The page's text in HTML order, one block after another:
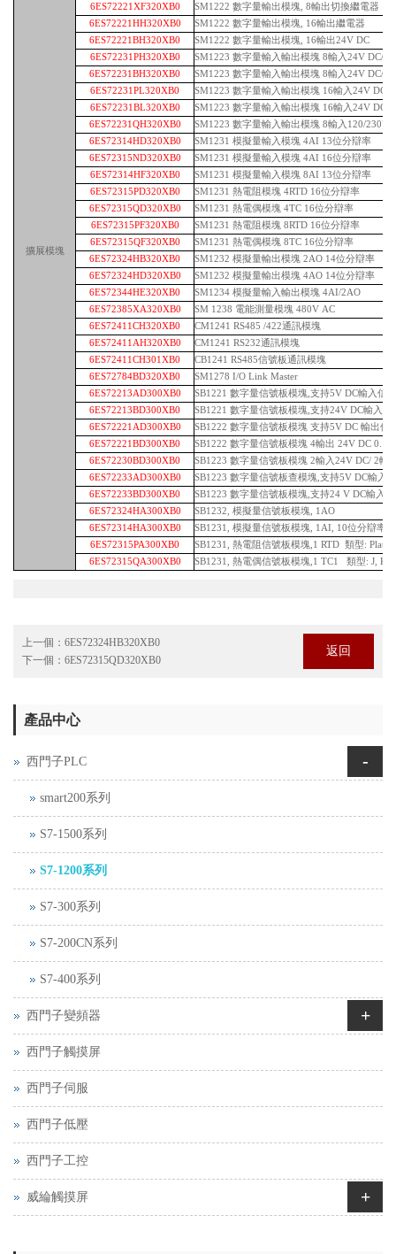
擴展模塊
6ES72221XF320XB0
SM1222 數字量輸出模塊, 8輸出切換繼電器
6ES72221HH320XB0
SM1222 數字量輸出模塊, 16輸出繼電器
6ES72221BH320XB0
SM1222 數字量輸出模塊, 16輸出24V DC
6ES72231PH320XB0
SM1223 數字量輸入輸出模塊 8輸入24V DC/ 8
6ES72231BH320XB0
SM1223 數字量輸入輸出模塊 8輸入24V DC/ 8
6ES72231PL320XB0
SM1223 數字量輸入輸出模塊 16輸入24V DC/
6ES72231BL320XB0
SM1223 數字量輸入輸出模塊 16輸入24V DC/
6ES72231QH320XB0
SM1223 數字量輸入輸出模塊 8輸入120/230V
6ES72314HD320XB0
SM1231 模擬量輸入模塊 4AI 13位分辯率
6ES72315ND320XB0
SM1231 模擬量輸入模塊 4AI 16位分辯率
6ES72314HF320XB0
SM1231 模擬量輸入模塊 8AI 13位分辯率
6ES72315PD320XB0
SM1231 熱電阻模塊 4RTD 16位分辯率
6ES72315QD320XB0
SM1231 熱電偶模塊 4TC 16位分辯率
6ES72315PF320XB0
SM1231 熱電阻模塊 8RTD 16位分辯率
6ES72315QF320XB0
SM1231 熱電偶模塊 8TC 16位分辯率
6ES72324HB320XB0
SM1232 模擬量輸出模塊 2AO 14位分辯率
6ES72324HD320XB0
SM1232 模擬量輸出模塊 4AO 14位分辯率
6ES72344HE320XB0
SM1234 模擬量輸入輸出模塊 4AI/2AO
6ES72385XA320XB0
SM 1238 電能測量模塊 480V AC
6ES72411CH320XB0
CM1241 RS485 /422通訊模塊
6ES72411AH320XB0
CM1241 RS232通訊模塊
6ES72411CH301XB0
CB1241 RS485信號板通訊模塊
6ES72784BD320XB0
SM1278 I/O Link Master
6ES72213AD300XB0
SB1221 數字量信號板模塊,支持5V DC輸入信
6ES72213BD300XB0
SB1221 數字量信號板模塊,支持24V DC輸入
6ES72221AD300XB0
SB1222 數字量信號板模塊 支持5V DC 輸出信
6ES72221BD300XB0
SB1222 數字量信號板模塊 4輸出 24V DC
6ES72230BD300XB0
SB1223 數字量信號板模塊 2輸入24V DC/ 2輸
6ES72233AD300XB0
SB1223 數字量信號板查模塊,支持5V DC輸入
6ES72233BD300XB0
SB1223 數字量信號板模塊,支持24 V DC輸入
6ES72324HA300XB0
SB1232, 模擬量信號板模塊, 1AO
6ES72314HA300XB0
SB1231, 模擬量信號板模塊, 1AI, 10位分辯率,
6ES72315PA300XB0
SB1231, 熱電阻信號板模塊,1 RTD 類型:
6ES72315QA300XB0
SB1231, 熱電偶信號板模塊,1 TC1 類型: J, K
上一個： 6ES72324HB320XB0
下一個： 6ES72315QD320XB0
返回
產品中心
西門子PLC -
smart200系列
S7-1500系列
S7-1200系列
S7-300系列
S7-200CN系列
S7-400系列
西門子變頻器 +
西門子觸摸屏
西門子伺服
西門子低壓
西門子工控
威綸觸摸屏 +